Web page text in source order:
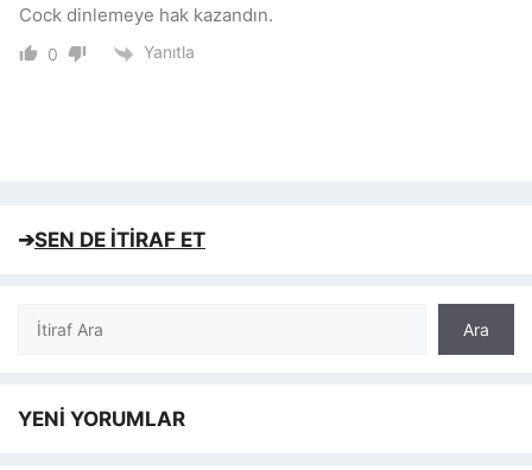
Cock dinlemeye hak kazandın.
0 Yanıtla
➔SEN DE İTİRAF ET
Ara
Ara
YENİ YORUMLAR